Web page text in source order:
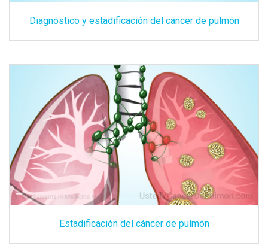
Diagnóstico y estadificación del cáncer de pulmón
Estadificación del cáncer de pulmón